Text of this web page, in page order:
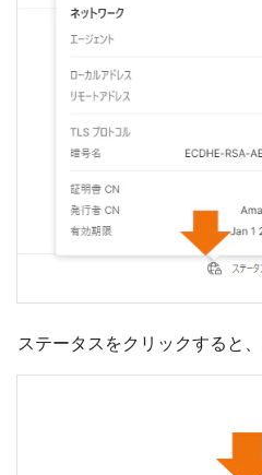
ステータスをクリックすると